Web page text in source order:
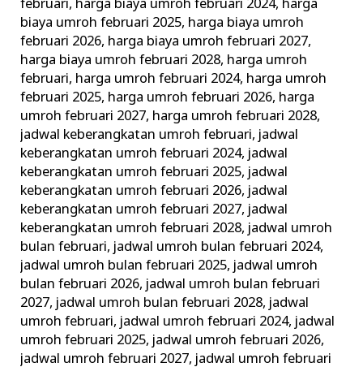
februari, harga biaya umroh februari 2024, harga
biaya umroh februari 2025, harga biaya umroh
februari 2026, harga biaya umroh februari 2027,
harga biaya umroh februari 2028, harga umroh
februari, harga umroh februari 2024, harga umroh
februari 2025, harga umroh februari 2026, harga
umroh februari 2027, harga umroh februari 2028,
jadwal keberangkatan umroh februari, jadwal
keberangkatan umroh februari 2024, jadwal
keberangkatan umroh februari 2025, jadwal
keberangkatan umroh februari 2026, jadwal
keberangkatan umroh februari 2027, jadwal
keberangkatan umroh februari 2028, jadwal umroh
bulan februari, jadwal umroh bulan februari 2024,
jadwal umroh bulan februari 2025, jadwal umroh
bulan februari 2026, jadwal umroh bulan februari
2027, jadwal umroh bulan februari 2028, jadwal
umroh februari, jadwal umroh februari 2024, jadwal
umroh februari 2025, jadwal umroh februari 2026,
jadwal umroh februari 2027, jadwal umroh februari